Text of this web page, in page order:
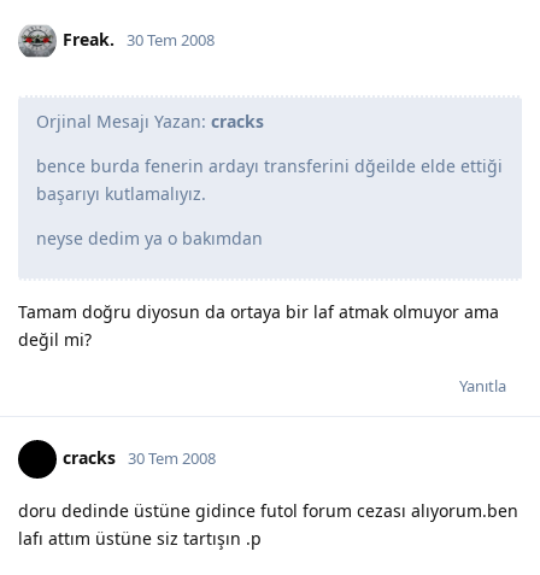
Freak. 30 Tem 2008
Orjinal Mesajı Yazan: cracks
bence burda fenerin ardayı transferini dğeilde elde ettiği
başarıyı kutlamalıyız.
neyse dedim ya o bakımdan
Tamam doğru diyosun da ortaya bir laf atmak olmuyor ama
değil mi?
Yanıtla
cracks 30 Tem 2008
doru dedinde üstüne gidince futol forum cezası alıyorum.ben
lafı attım üstüne siz tartışın .p